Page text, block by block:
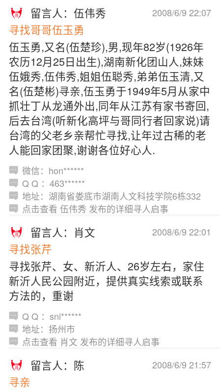
2008/6/9 22:07
留言人：伍伟秀
寻找哥哥伍玉勇
伍玉勇,又名(伍楚珍),男,现年82岁(1926年
农历12月25日出生),湖南新化团山人,妹妹
伍娥秀,伍伟秀,姐姐伍聪秀,弟弟伍玉清,又
名(伍楚彬)寻亲,伍玉勇于1949年5月从家中
抓壮丁从龙通外出,同年从江苏有家书寄回,
后去台湾(听新化高坪与哥同行者回家说)请
台湾的父老乡亲帮忙寻找,让年过古稀的老
人能回家团聚,谢谢各位好心人.
微信：hon******
Q Q ：463******
地址：湖南省娄底市湖南人文科技学院6栋332
点击查看 伍伟秀 发布的详细寻人启事
2008/6/9 22:01
留言人：肖文
寻找张芹
寻找张芹、女、新沂人、26岁左右，家住
新沂人民公园附近，提供真实线索或联系
方法的，重谢
Q Q ：sni******
地址：扬州市
点击查看 肖文 发布的详细寻人启事
2008/6/9 21:57
留言人：陈
寻亲